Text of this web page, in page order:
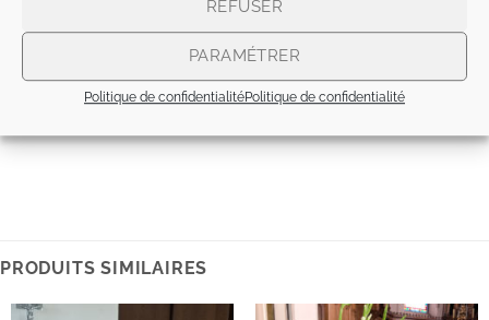
REFUSER
PARAMÉTRER
Politique de confidentialitéPolitique de confidentialité
Gerbes de fleurs
NAISSANCE / BAPTÊME
PRODUITS SIMILAIRES